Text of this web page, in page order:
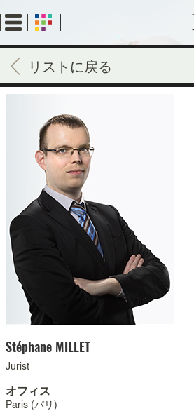
to
main
content
リストに戻る
Stéphane MILLET
Jurist
オフィス
Paris (パリ)